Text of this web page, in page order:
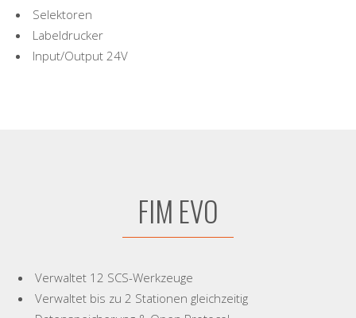
Selektoren
Labeldrucker
Input/Output 24V
FIM EVO
Verwaltet 12 SCS-Werkzeuge
Verwaltet bis zu 2 Stationen gleichzeitig